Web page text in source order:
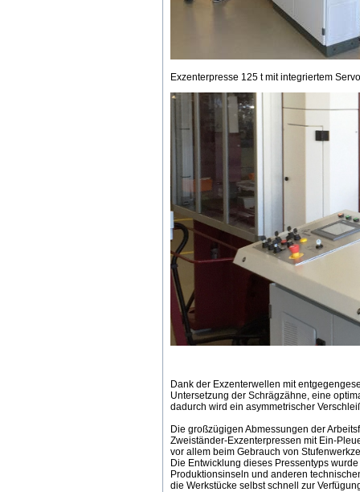
Exzenterpresse 125 t mit integriertem
Dank der Exzenterwellen mit
Untersetzung der Schrägzähne, eine
dadurch wird ein asymmetrischer
Die großzügigen Abmessungen der
Zweiständer-Exzenterpressen mit Ein-
vor allem beim Gebrauch von
Die Entwicklung dieses Pressentyps
Produktionsinseln und anderen
die Werkstücke selbst schnell zur